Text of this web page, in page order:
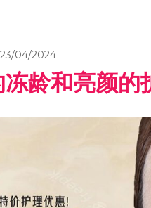
23/04/2024
龄和亮颜的